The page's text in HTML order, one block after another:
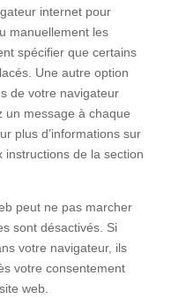
internet pour
manuellement les
spécifier que certains
Une autre option
de votre navigateur
un message à chaque
plus d’informations sur
de la section
peut ne pas marcher
sont désactivés. Si
votre navigateur, ils
votre consentement
web.